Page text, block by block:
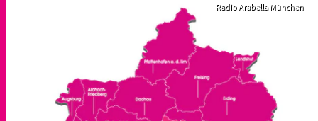
Radio Arabella München